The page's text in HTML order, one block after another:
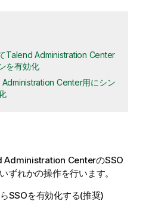
Talend Administration Center
を有効化
Center用にシン
Administration CenterのSSO
ずれかの操作を行います。
SSOを有効化する(推奨)